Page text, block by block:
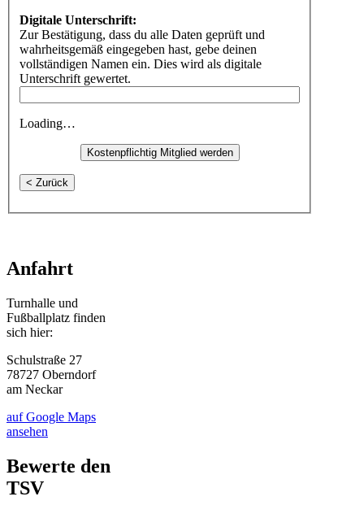
Digitale Unterschrift:
Zur Bestätigung, dass du alle Daten geprüft und
wahrheitsgemäß eingegeben hast, gebe deinen
vollständigen Namen ein. Dies wird als digitale
Unterschrift gewertet.
Loading…
< Zurück
Anfahrt
Turnhalle und
Fußballplatz finden
sich hier:
Schulstraße 27
78727 Oberndorf
am Neckar
auf Google Maps
ansehen
Bewerte den
TSV